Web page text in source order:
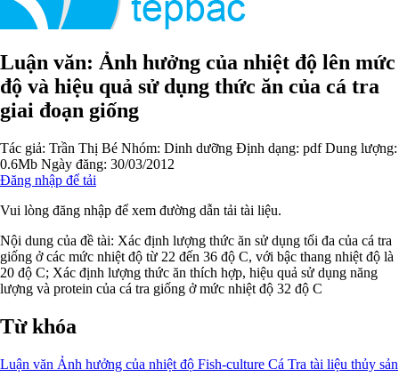
Luận văn: Ảnh hưởng của nhiệt độ lên mức
độ và hiệu quả sử dụng thức ăn của cá tra
giai đoạn giống
Tác giả: Trần Thị Bé Nhóm: Dinh dưỡng Định dạng: pdf Dung lượng:
0.6Mb Ngày đăng: 30/03/2012
Đăng nhập để tải
Vui lòng đăng nhập để xem đường dẫn tải tài liệu.
Nội dung của đề tài: Xác định lượng thức ăn sử dụng tối đa của cá tra
giống ở các mức nhiệt độ từ 22 đến 36 độ C, với bậc thang nhiệt độ là
20 độ C; Xác định lượng thức ăn thích hợp, hiệu quả sử dụng năng
lượng và protein của cá tra giống ở mức nhiệt độ 32 độ C
Từ khóa
Luận văn Ảnh hưởng của nhiệt độ Fish-culture Cá Tra tài liệu thủy sản